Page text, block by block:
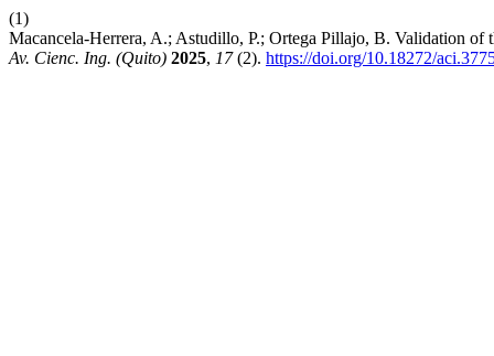
(1)
Macancela-Herrera, A.; Astudillo, P.; Ortega Pillajo, B. Validation
Av. Cienc. Ing. (Quito) 2025, 17(2). https://doi.org/10.18272/